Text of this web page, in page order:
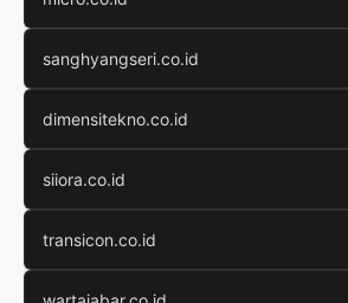
sanghyangseri.co.id
dimensitekno.co.id
siiora.co.id
transicon.co.id